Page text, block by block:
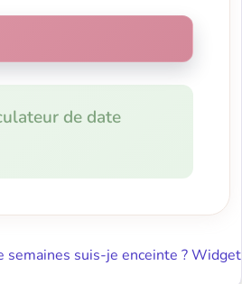
de date
semaines suis-je enceinte ? Widget